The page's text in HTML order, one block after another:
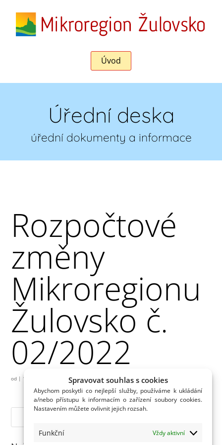
Spravovat souhlas s cookies
Abychom poskytli co nejlepší služby, používáme k ukládání
a/nebo přístupu k informacím o zařízení soubory cookies.
Nastavením můžete ovlivnit jejich rozsah.
Funkční Vždy aktivní
Úvod
Úřední deska
úřední dokumenty a informace
Rozpočtové
změny
Mikroregionu
Žulovsko č.
02/2022
od | 19.09.2022